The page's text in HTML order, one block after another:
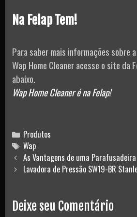
Na Felap Tem!
Para saber mais informações sobre
Wap Home Cleaner acesse o site da
abaixo.
Wap Home Cleaner é na Felap!
Categories
Produtos
Tags
Wap
Post
navigation
As Vantagens de uma Parafusadeira
Lavadora de Pressão SW19-BR
Deixe seu Comentário